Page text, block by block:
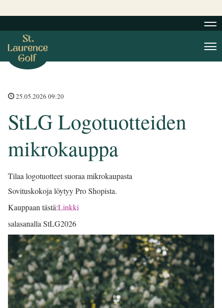
25.05.2026 09:20
StLG Logotuotteiden
mikrokauppa
Tilaa logotuotteet suoraa mikrokaupasta
Sovituskokoja löytyy Pro Shopista.
Kauppaan tästä:Linkki
salasanalla StLG2026